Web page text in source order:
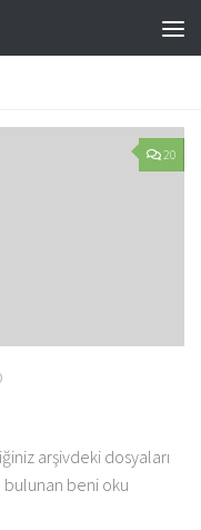
20
arşivdeki dosyaları
bulunan beni oku